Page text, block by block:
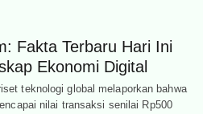
Fakta Terbaru Hari Ini
Ekonomi Digital
teknologi global melaporkan bahwa
nilai transaksi senilai Rp500